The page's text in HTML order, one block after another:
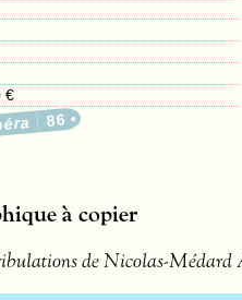
€
86
à copier
de Nicolas-Médard